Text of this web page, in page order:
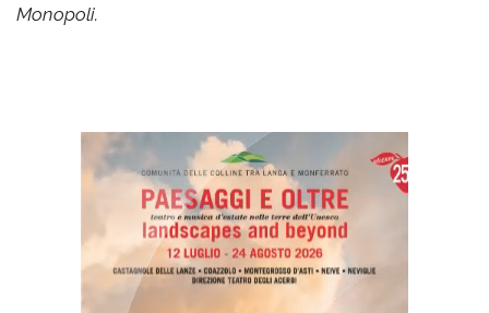
Monopoli.